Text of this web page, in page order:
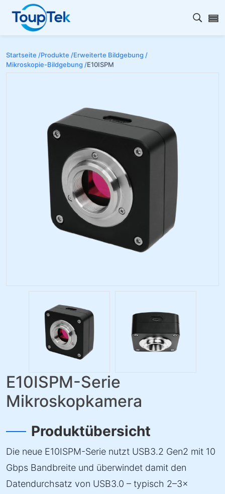
Open
Startseite /Produkte /Erweiterte Bildgebung /
Mikroskopie-Bildgebung /E10ISPM
E10ISPM-Serie
Mikroskopkamera
Produktübersicht
Die neue E10ISPM-Serie nutzt USB3.2 Gen2 mit 10
Gbps Bandbreite und überwindet damit den
Datendurchsatz von USB3.0 – typisch 2–3×